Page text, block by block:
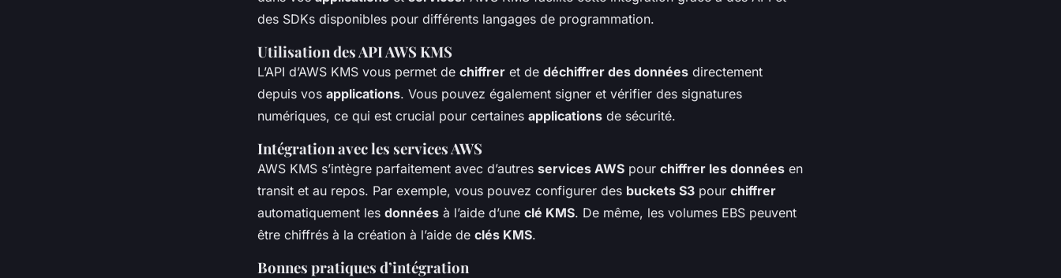
des SDKs disponibles pour différents langages de programmation.
Utilisation des API AWS KMS
L’API d’AWS KMS vous permet de chiffrer et de déchiffrer des données directement
depuis vos applications. Vous pouvez également signer et vérifier des signatures
numériques, ce qui est crucial pour certaines applications de sécurité.
Intégration avec les services AWS
AWS KMS s’intègre parfaitement avec d’autres services AWS pour chiffrer les données en
transit et au repos. Par exemple, vous pouvez configurer des buckets S3 pour chiffrer
automatiquement les données à l’aide d’une clé KMS. De même, les volumes EBS peuvent
être chiffrés à la création à l’aide de clés KMS.
Bonnes pratiques d’intégration